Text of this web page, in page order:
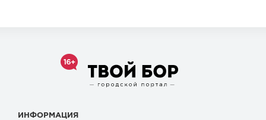
ИНФОРМАЦИЯ